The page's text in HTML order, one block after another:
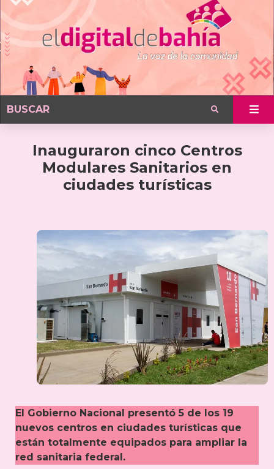
Inauguraron cinco Centros
Modulares Sanitarios en
ciudades turísticas
El Gobierno Nacional presentó 5 de los 19
nuevos centros en ciudades turísticas que
están totalmente equipados para ampliar la
red sanitaria federal.